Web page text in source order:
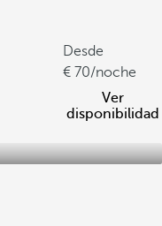
Desde
70/noche
Ver
disponibilidad